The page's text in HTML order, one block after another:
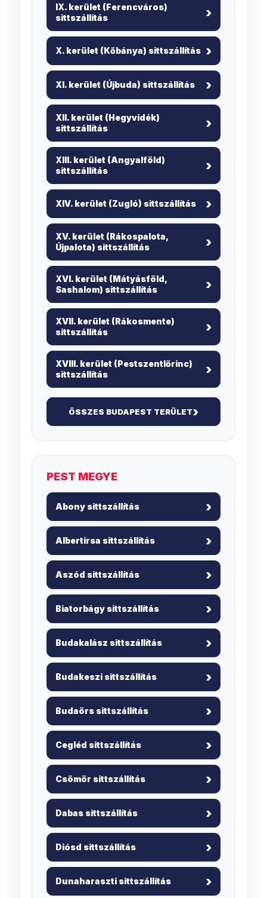
IX. kerület (Ferencváros)
sittszállítás
X. kerület (Kőbánya) sittszállítás
XI. kerület (Újbuda) sittszállítás
XII. kerület (Hegyvidék)
sittszállítás
XIII. kerület (Angyalföld)
sittszállítás
XIV. kerület (Zugló) sittszállítás
XV. kerület (Rákospalota,
Újpalota) sittszállítás
XVI. kerület (Mátyásföld,
Sashalom) sittszállítás
XVII. kerület (Rákosmente)
sittszállítás
XVIII. kerület (Pestszentlőrinc)
sittszállítás
ÖSSZES BUDAPEST TERÜLET
PEST MEGYE
Abony sittszállítás
Albertirsa sittszállítás
Aszód sittszállítás
Biatorbágy sittszállítás
Budakalász sittszállítás
Budakeszi sittszállítás
Budaörs sittszállítás
Cegléd sittszállítás
Csömör sittszállítás
Dabas sittszállítás
Diósd sittszállítás
Dunaharaszti sittszállítás